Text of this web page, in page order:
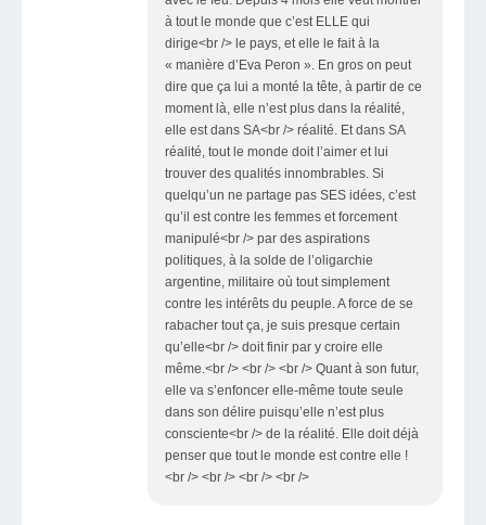
à tout le monde que c’est ELLE qui
dirige<br /> le pays, et elle le fait à la
« manière d’Eva Peron ». En gros on peut
dire que ça lui a monté la tête, à partir de ce
moment là, elle n’est plus dans la réalité,
elle est dans SA<br /> réalité. Et dans SA
réalité, tout le monde doit l’aimer et lui
trouver des qualités innombrables. Si
quelqu’un ne partage pas SES idées, c’est
qu’il est contre les femmes et forcement
manipulé<br /> par des aspirations
politiques, à la solde de l’oligarchie
argentine, militaire où tout simplement
contre les intérêts du peuple. A force de se
rabacher tout ça, je suis presque certain
qu’elle<br /> doit finir par y croire elle
même.<br /> <br /> <br /> Quant à son futur,
elle va s’enfoncer elle-même toute seule
dans son délire puisqu’elle n’est plus
consciente<br /> de la réalité. Elle doit déjà
penser que tout le monde est contre elle !
<br /> <br /> <br /> <br />